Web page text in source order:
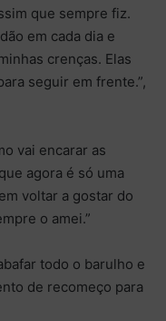
que sempre fiz.
em cada dia e
crenças. Elas
seguir em frente.”,
vai encarar as
agora é só uma
voltar a gostar do
o amei.”
todo o barulho e
de recomeço para